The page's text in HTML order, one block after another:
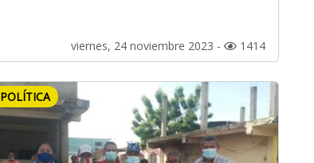
viernes, 24 noviembre 2023 - 1414
POLÍTICA